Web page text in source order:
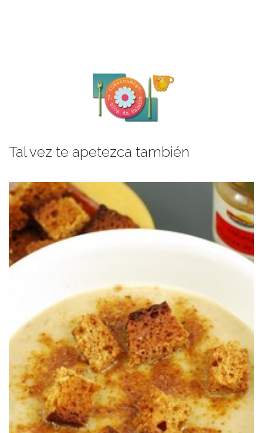
Tal vez te apetezca también
CREMA DE CALABACÍN PÂTISSON Y
SETAS CON PAN DE ESPECIAS
Una crema de calabacín patisson acompañada de picatostes de pan
de especias y de un toque de especias navideñas.